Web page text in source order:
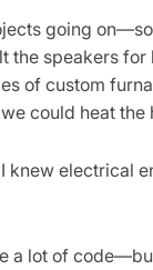
going on—so
the speakers for
of custom
could heat the
knew electrical
a lot of